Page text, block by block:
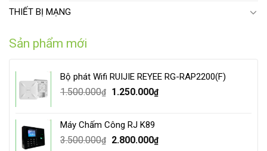
THIẾT BỊ MẠNG
Sản phẩm mới
Bộ phát Wifi RUIJIE REYEE RG-RAP2200(F)
1.500.000₫
Original
1.500.000₫.
1.250.000₫Current
Máy Chấm Công RJ K89
3.500.000₫
Original
2.800.000₫Current